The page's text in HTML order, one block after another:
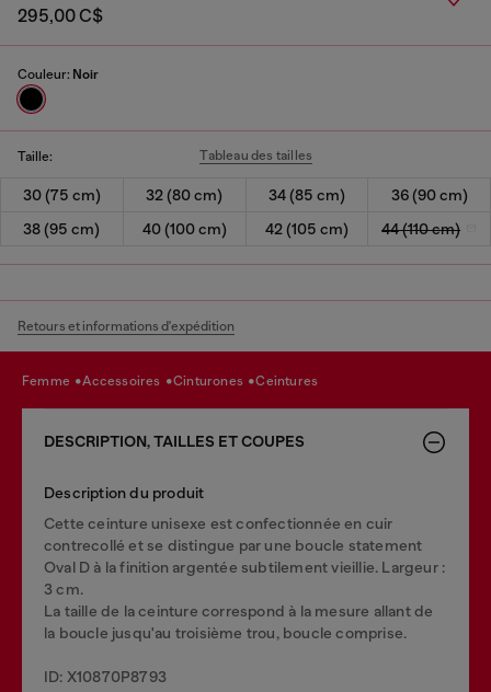
295,00 C$
Couleur: Noir
Taille: Tableau des tailles
30 (75 cm) 32 (80 cm) 34 (85 cm)
36 (90 cm)
38 (95 cm)
40 (100 cm) 42 (105 cm) 44 (110 cm)
Retours et informations d'expédition
femme accessoires cinturones ceintures
DESCRIPTION, TAILLES ET COUPES
Description du produit
Cette ceinture unisexe est confectionnée en cuir
contrecollé et se distingue par une boucle statement
Oval D à la finition argentée subtilement vieillie. Largeur :
3 cm.
La taille de la ceinture correspond à la mesure allant de
la boucle jusqu'au troisième trou, boucle comprise.
ID: X10870P8793